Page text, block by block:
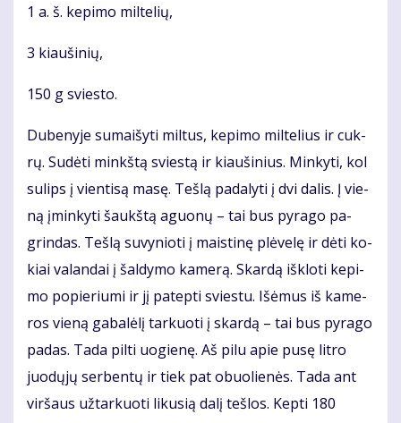
1 a. š. ke­pi­mo mil­te­lių,
3 kiau­ši­nių,
150 g svies­to.
Du­be­ny­je su­mai­šy­ti mil­tus, ke­pi­mo mil­te­lius ir cuk­
rų. Su­dė­ti minkš­tą svies­tą ir kiau­ši­nius. Min­ky­ti, kol
su­lips į vien­ti­są ma­sę. Teš­lą pa­da­ly­ti į dvi da­lis. Į vie­
ną įmin­ky­ti šaukš­tą aguo­nų – tai bus py­ra­go pa­
grin­das. Teš­lą su­vy­nio­ti į mais­ti­nę plė­ve­lę ir dė­ti ko­
kiai va­lan­dai į šal­dy­mo ka­me­rą. Skar­dą iš­klo­ti ke­pi­
mo po­pie­riu­mi ir jį pa­tep­ti svies­tu. Iš­ėmus iš ka­me­
ros vie­ną ga­ba­lė­lį tar­kuo­ti į skar­dą – tai bus py­ra­go
pa­das. Ta­da pil­ti uo­gie­nę. Aš pi­lu apie pu­sę lit­ro
juo­dų­jų ser­ben­tų ir tiek pat obuo­lie­nės. Ta­da ant
vir­šaus už­tar­kuo­ti li­ku­sią da­lį teš­los. Kep­ti 180